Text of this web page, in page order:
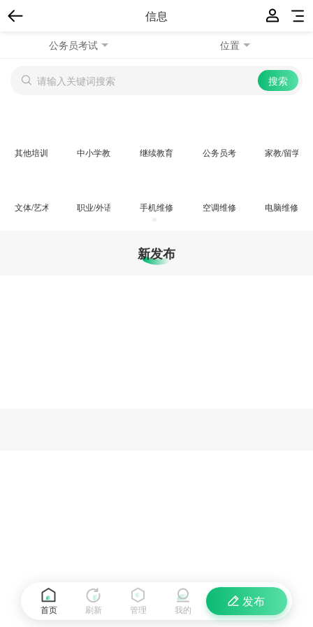
信息
公务员考试 位置
其他培训 中小学教育 继续教育 公务员考试 家教/留学/移
文体/艺术/电脑 职业/外语/培训 手机维修 空调维修 家电维修电脑维修
新发布
首页 刷新
发布
管理 我的